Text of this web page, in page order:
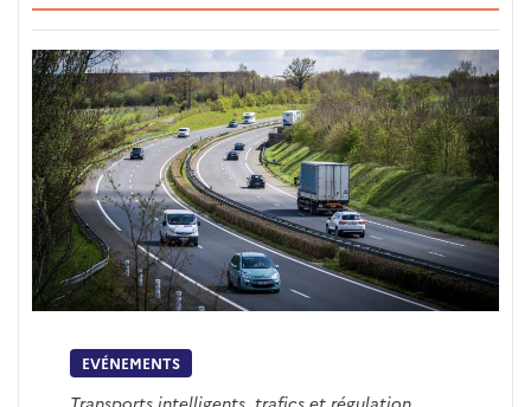
EVÉNEMENTS